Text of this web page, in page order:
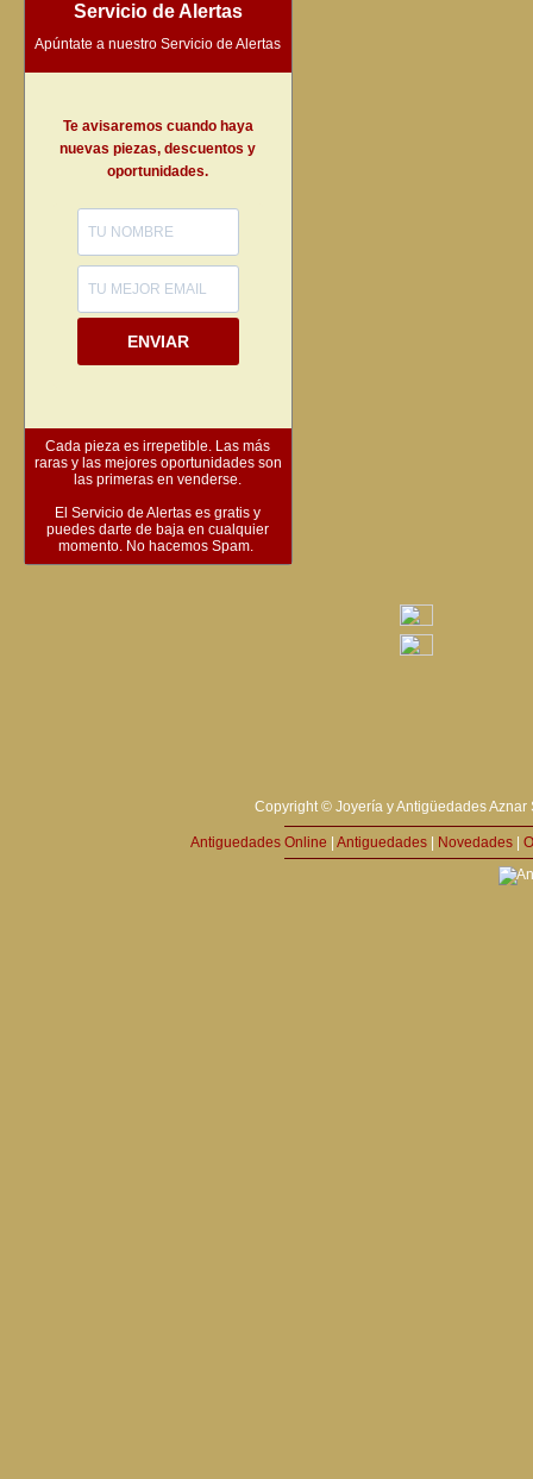
Servicio de Alertas
Apúntate a nuestro Servicio de Alertas
Te avisaremos cuando haya
nuevas piezas, descuentos y
oportunidades.
ENVIAR
Cada pieza es irrepetible. Las más
raras y las mejores oportunidades son
las primeras en venderse.
El Servicio de Alertas es gratis y
puedes darte de baja en cualquier
momento. No hacemos Spam.
Copyright © Joyería y Antigüedades
Antiguedades Online Antiguedades Novedades